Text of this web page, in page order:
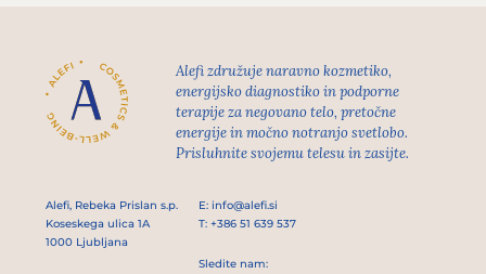
Alefi združuje naravno kozmetiko,
energijsko diagnostiko in podporne
terapije za negovano telo, pretočne
energije in močno notranjo svetlobo.
Prisluhnite svojemu telesu in zasijte.
Alefi, Rebeka Prislan s.p.
Koseskega ulica 1A
1000 Ljubljana
E: info@alefi.si
T: +386 51 639 537
Sledite nam: